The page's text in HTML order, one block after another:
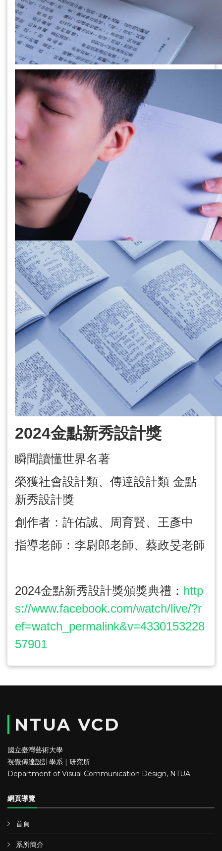
2024金點新秀設計獎
瞬間讀懂世界名著
榮獲社會設計類、傳達設計類 金點
新秀設計獎
創作者：許佑誠、周育賢、王彥中
指導老師：李尉郎老師、蔡政旻老師
2024金點新秀設計獎頒獎典禮： http
s://www.facebook.com/watch/live/?r
ef=watch_permalink&v=4330153228
57901
NTUA VCD
國立臺灣藝術大學
視覺傳達設計學系 | 研究所
Department of Visual Communication Design, NTUA
網頁導覽
首頁
系所簡介